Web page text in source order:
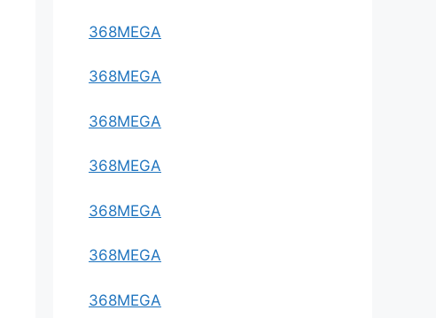
368MEGA
368MEGA
368MEGA
368MEGA
368MEGA
368MEGA
368MEGA